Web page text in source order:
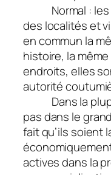
Normal : les
des localités et
en commun la
histoire, la
endroits, elles
autorité
Dans la
pas dans le
fait qu’ils soient
actives dans la